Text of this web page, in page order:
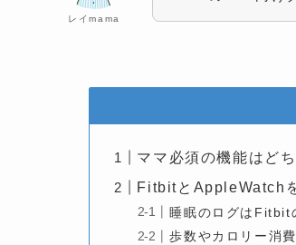
レイmama
ママ必須の機能はど
FitbitとAppleWatch
睡眠のログはFitbit
歩数やカロリー消